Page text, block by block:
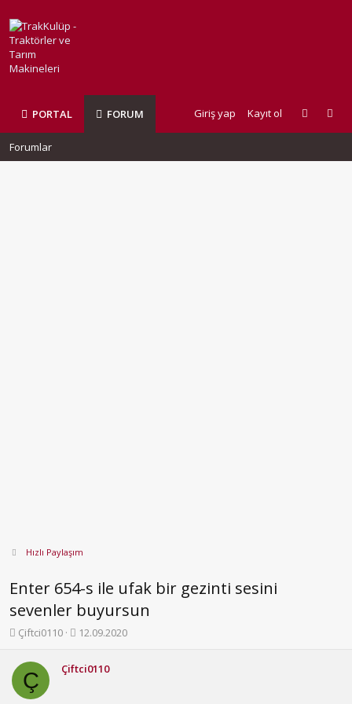
PORTAL FORUM Giriş yap Kayıt ol
Forumlar
Hızlı Paylaşım
Enter 654-s ile ufak bir gezinti sesini
sevenler buyursun
K
n
Çiftci0110
B
l
12.09.2020
Ç Çiftci0110